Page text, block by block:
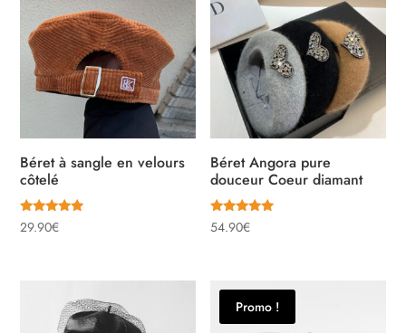
Béret à sangle en velours
côtelé
Note
5.00
29.90€
Béret Angora pure
douceur Coeur diamant
Note
5.00
54.90€
Promo !